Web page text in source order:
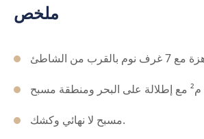
ملخص
مسبح لا نهائي وكشك.